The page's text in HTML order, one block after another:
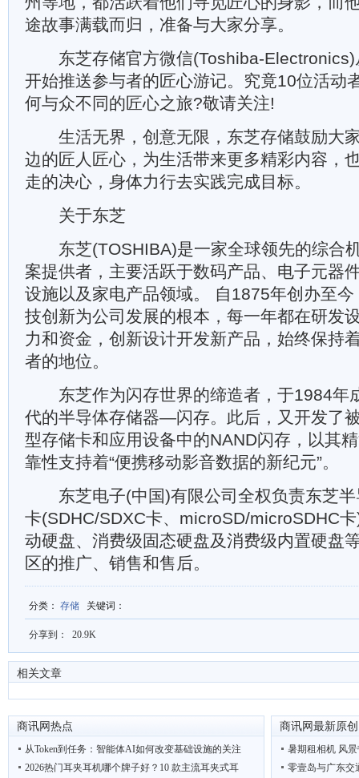
途故事满载而归，准备与大家分享。
东芝存储官方微信(Toshiba-Electronics)
开始推送参与者的匠心游记。究竟10位活动
何与众不同的匠心之旅?敬请关注!
生活无界，创意无限，东芝存储鼓励大
边的匠人匠心，为生活带来更多精彩内容，
走的决心，身体力行去实践完成目标。
关于东芝
东芝(TOSHIBA)是一家全球领先的综合
案提供者，主要活跃于数码产品、电子元器
设施以及家电产品领域。 自1875年创办至
技创新为公司发展的根本，每一年都在研发
力和资金，创新设计开发新产品，始终保持
者的地位。
东芝作为闪存世界的缔造者，于1984年
代的半导体存储器—闪存。此后，又开发了
型存储卡和应用设备中的NAND闪存，以其
靠性支持着“便携移动影音数据的新纪元”。
东芝电子(中国)有限公司全权负责东芝半
卡(SDHC/SDXC卡、microSD/microSDHC
动硬盘、消费级固态硬盘及消费级内置硬盘
区的推广、销售和售后。
分类 ： 存储 关键词 ：
分享到： 20.9K
相关文章
商讯网热点
从Token到任务：智能体AI如何改变基础设施的关注
2026热门耳夹耳机哪个牌子好？10 款主流耳夹式耳
商讯网最新原创
暑期租相机 风
零壹岛与广东交